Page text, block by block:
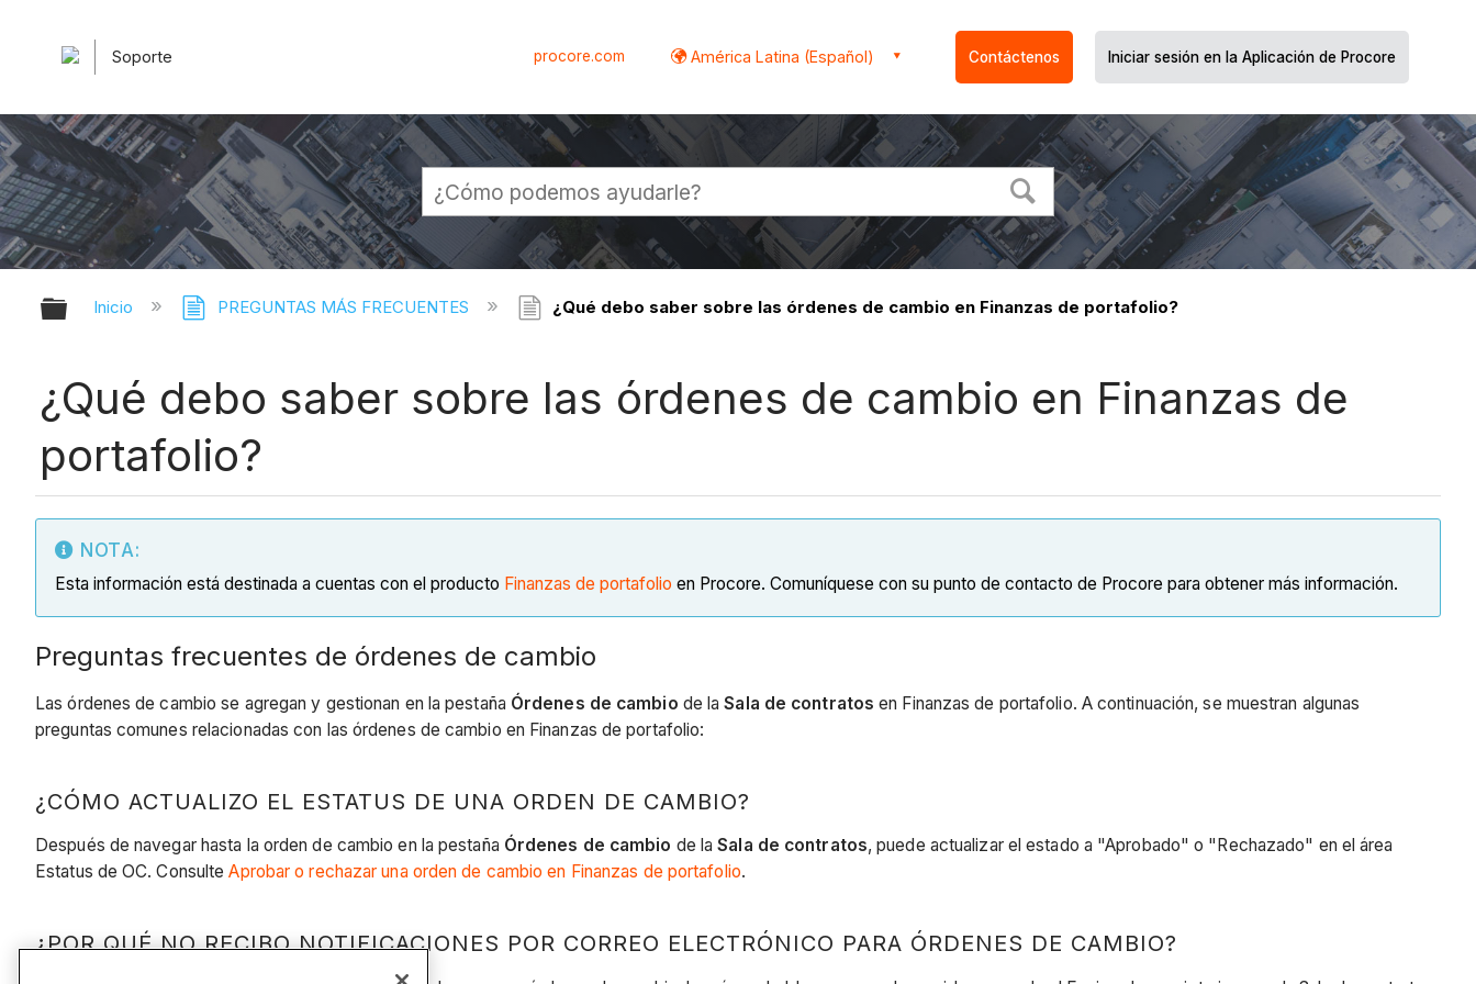
Soporte procore.com América Latina (Español) Contáctenos Iniciar sesión en la Aplicación de Procore
Expandir/contraer jerarquía global
Inicio PREGUNTAS MÁS FRECUENTES ¿Qué debo saber sobre las órdenes de cambio en Finanzas de portafolio?
¿Qué debo saber sobre las órdenes de cambio en Finanzas de
portafolio?
NOTA:
Esta información está destinada a cuentas con el producto Finanzas de portafolio en Procore. Comuníquese con su punto de contacto de Procore para obtener más información.
Preguntas frecuentes de órdenes de cambio
Las órdenes de cambio se agregan y gestionan en la pestaña Órdenes de cambio de laSala de contratos en Finanzas de portafolio. A continuación, se muestran algunas
preguntas comunes relacionadas con las órdenes de cambio en Finanzas de portafolio:
¿CÓMO ACTUALIZO EL ESTATUS DE UNA ORDEN DE CAMBIO?
Después de navegar hasta la orden de cambio en la pestaña Órdenes de cambio de laSala de contratos, puede actualizar el estado a "Aprobado" o "Rechazado" en el área
Estatus de OC. ConsulteAprobar o rechazar una orden de cambio en Finanzas de portafolio.
¿POR QUÉ NO RECIBO NOTIFICACIONES POR CORREO ELECTRÓNICO PARA ÓRDENES DE CAMBIO?